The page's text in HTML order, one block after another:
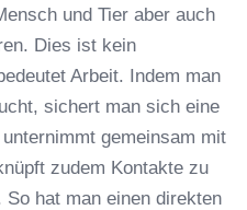
und Tier aber auch
Dies ist kein
Arbeit. Indem man
sichert man sich eine
gemeinsam mit
zudem Kontakte zu
So hat man einen direkten